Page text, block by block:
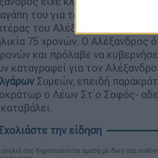
του για το κρασί, για τα
του Αλέξανδρου,
75 χρονών. Ο Αλέξανδρος
και πρόλαβε να
καταγραφεί για τον
Συμεών, επειδή
ο Λέων Στ΄ο Σοφός-
σχολιά σας δημοσιεύονται άμεσα με δική σας